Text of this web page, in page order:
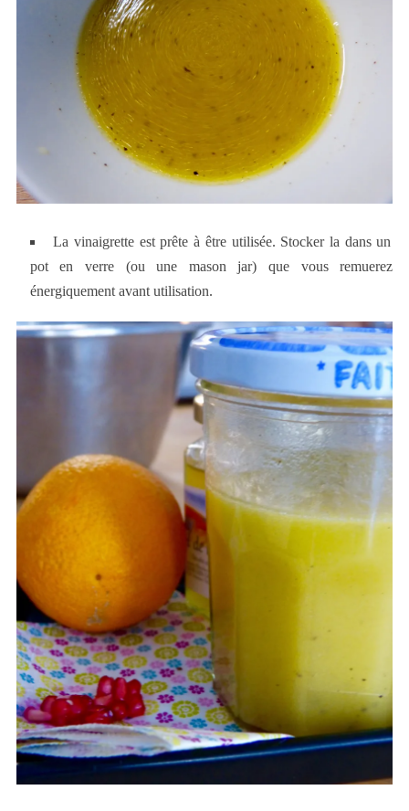
La vinaigrette est prête à être utilisée. Stocker la dans un
pot en verre (ou une mason jar) que vous remuerez
énergiquement avant utilisation.